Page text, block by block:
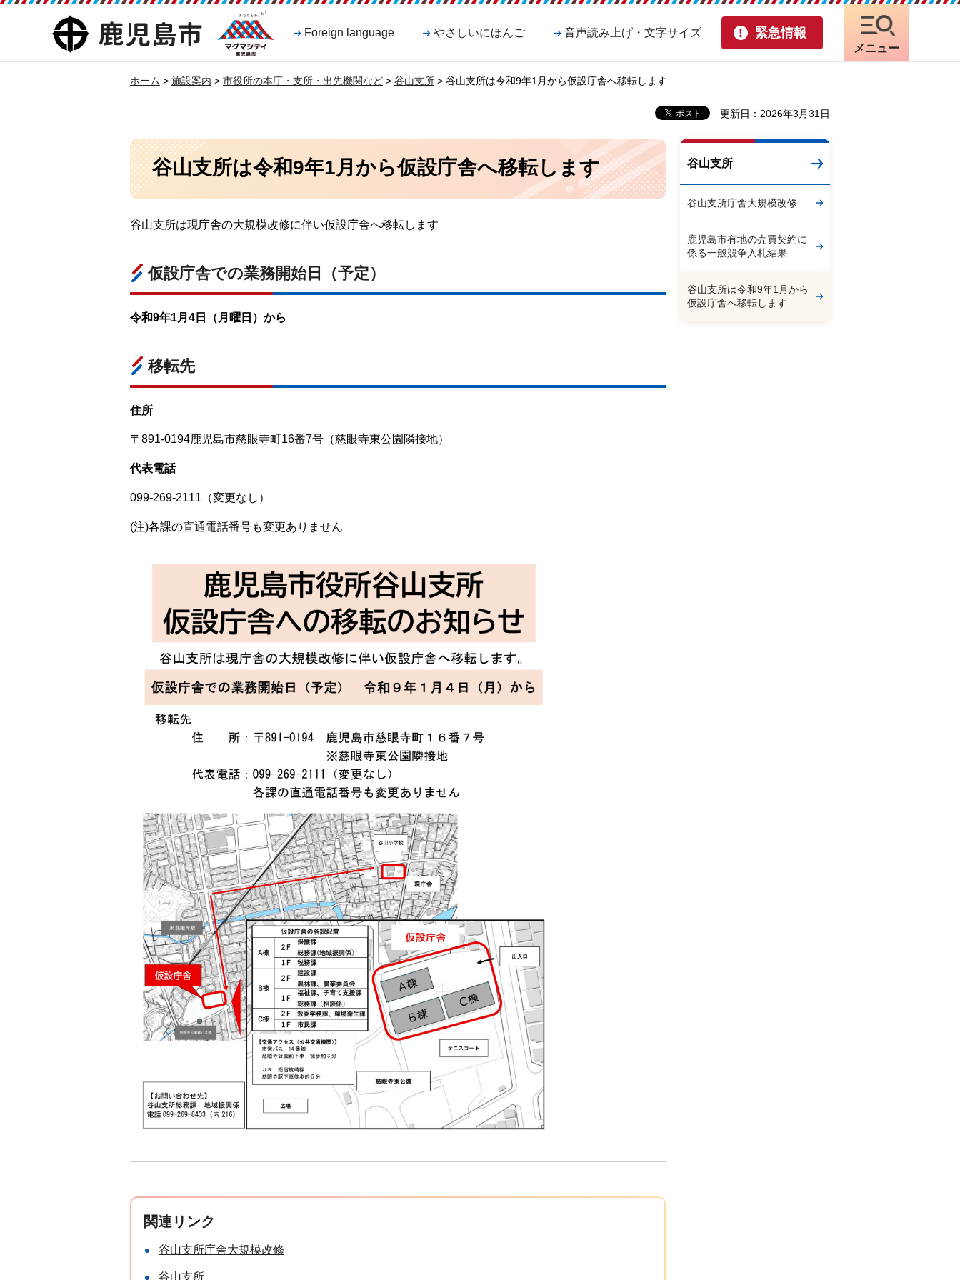
鹿児島市
マグマシティ
鹿児島市
Foreign language やさしいにほんご 音声読み上げ・文字サイズ 緊急情報
メニュー
ホーム > 施設案内 > 市役所の本庁・支所・出先機関など > 谷山支所 > 谷山支所は令和9年1月から仮設庁舎へ移転します
更新日：2026年3月31日
谷山支所は令和9年1月から仮設庁舎へ移転します
谷山支所は現庁舎の大規模改修に伴い仮設庁舎へ移転します
仮設庁舎での業務開始日（予定）
令和9年1月4日（月曜日）から
移転先
住所
〒891-0194鹿児島市慈眼寺町16番7号（慈眼寺東公園隣接地）
代表電話
099-269-2111（変更なし）
(注)各課の直通電話番号も変更ありません
関連リンク
谷山支所庁舎大規模改修
谷山支所
谷山支所
谷山支所庁舎大規模改修
鹿児島市有地の売買契約に
係る一般競争入札結果
谷山支所は令和9年1月から
仮設庁舎へ移転します